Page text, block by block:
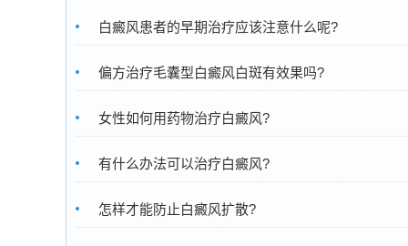
白癜风患者的早期治疗应该注意什么呢?
偏方治疗毛囊型白癜风白斑有效果吗?
女性如何用药物治疗白癜风?
有什么办法可以治疗白癜风?
怎样才能防止白癜风扩散?